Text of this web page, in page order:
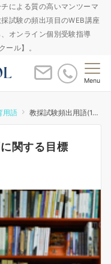
による質の高いマンツーマ
試験の頻出項目のWEB講座
オンライン個別受験指導
ール】。
Menu
用語 教採試験頻出用語(19)_教育に関する目標
関する目標